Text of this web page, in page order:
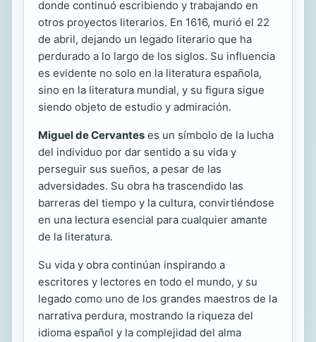
donde continuó escribiendo y trabajando en
otros proyectos literarios. En 1616, murió el 22
de abril, dejando un legado literario que ha
perdurado a lo largo de los siglos. Su influencia
es evidente no solo en la literatura española,
sino en la literatura mundial, y su figura sigue
siendo objeto de estudio y admiración.
Miguel de Cervantes es un símbolo de la lucha
del individuo por dar sentido a su vida y
perseguir sus sueños, a pesar de las
adversidades. Su obra ha trascendido las
barreras del tiempo y la cultura, convirtiéndose
en una lectura esencial para cualquier amante
de la literatura.
Su vida y obra continúan inspirando a
escritores y lectores en todo el mundo, y su
legado como uno de los grandes maestros de la
narrativa perdura, mostrando la riqueza del
idioma español y la complejidad del alma